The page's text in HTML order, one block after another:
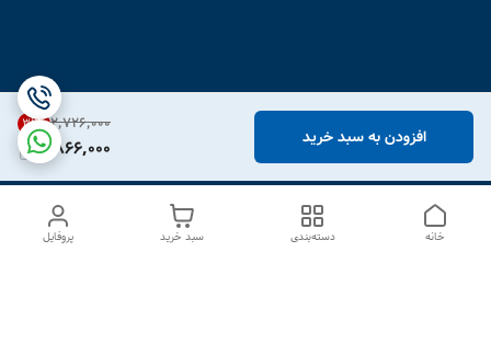
۲٬۷۲۶٬۰۰۰ 31%
1,866,000 افزودن به سبد خرید
پروفایل سبد خرید دسته‌بندی خانه